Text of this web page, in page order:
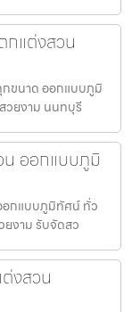
กแต่งสวน
ขนาด ออกแบบภูมิ
วยงาม นนทบุรี
ออกแบบภูมิ
กแบบภูมิทัศน์ ทั่ว
ยงาม รับจัดสว
งสวน